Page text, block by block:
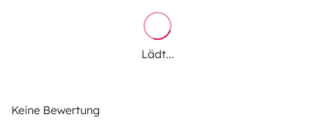
Lädt...
Keine Bewertung